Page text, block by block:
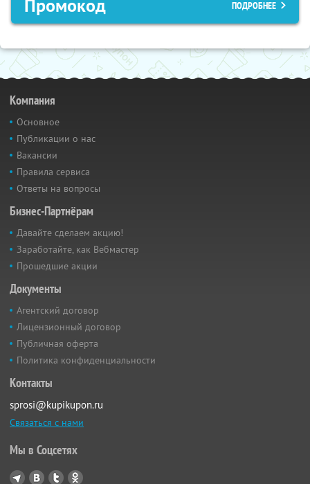
Промокод ПОДРОБНЕЕ
Компания
Основное
Публикации о нас
Вакансии
Правила сервиса
Ответы на вопросы
Бизнес-Партнёрам
Давайте сделаем акцию!
Заработайте, как Вебмастер
Прошедшие акции
Документы
Агентский договор
Лицензионный договор
Публичная оферта
Политика конфиденциальности
Контакты
sprosi@kupikupon.ru
Связаться с нами
Мы в Соцсетях